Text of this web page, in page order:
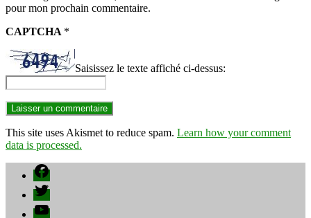
pour mon prochain commentaire.
CAPTCHA *
Saisissez le texte affiché ci-dessus:
This site uses Akismet to reduce spam. Learn how your comment
data is processed.
Facebook
Twitter
YouTube